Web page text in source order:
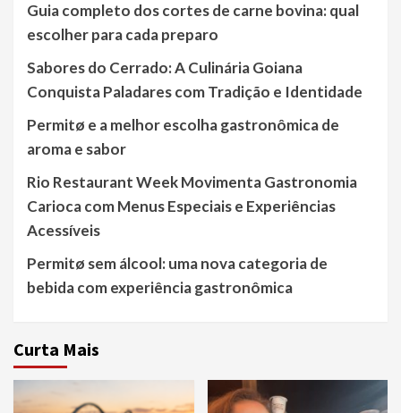
Guia completo dos cortes de carne bovina: qual
escolher para cada preparo
Sabores do Cerrado: A Culinária Goiana
Conquista Paladares com Tradição e Identidade
Permitø e a melhor escolha gastronômica de
aroma e sabor
Rio Restaurant Week Movimenta Gastronomia
Carioca com Menus Especiais e Experiências
Acessíveis
Permitø sem álcool: uma nova categoria de
bebida com experiência gastronômica
Curta Mais